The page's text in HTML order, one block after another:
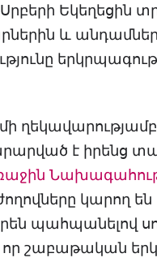
Եկեղեցին
և
է իրենց
կարող
պահպանելով
շաբաթական